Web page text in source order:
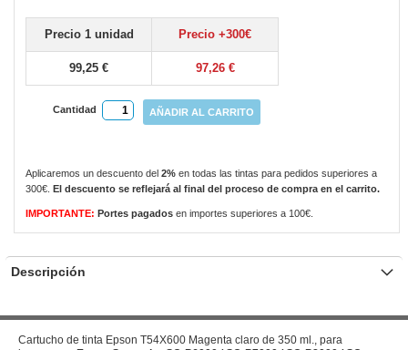
Precio 1 unidad Precio +300€
99,25 € 97,26 €
Cantidad AÑADIR AL CARRITO
Aplicaremos un descuento del 2% en todas las tintas para pedidos superiores a
300€.
El descuento se reflejará al final del proceso de compra en el carrito.
IMPORTANTE: Portes pagados en importes superiores a 100€.
Descripción
Cartucho de tinta Epson T54X600 Magenta claro de 350 ml., para